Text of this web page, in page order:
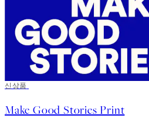
50%*
신상품
Make Good Stories Print